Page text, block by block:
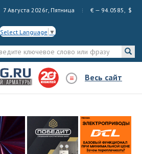
7 Августа 2026г, Пятница € — 94.0585, $
Select Language ▼
Весь сайт